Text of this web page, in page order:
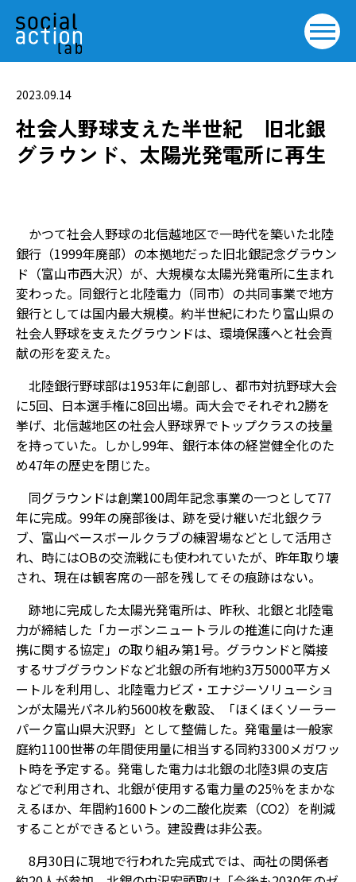
2023.09.14
社会人野球支えた半世紀 旧北銀
グラウンド、太陽光発電所に再生
かつて社会人野球の北信越地区で一時代を築いた北陸
銀行（1999年廃部）の本拠地だった旧北銀記念グラウン
ド（富山市西大沢）が、大規模な太陽光発電所に生まれ
変わった。同銀行と北陸電力（同市）の共同事業で地方
銀行としては国内最大規模。約半世紀にわたり富山県の
社会人野球を支えたグラウンドは、環境保護へと社会貢
献の形を変えた。
北陸銀行野球部は1953年に創部し、都市対抗野球大会
に5回、日本選手権に8回出場。両大会でそれぞれ2勝を
挙げ、北信越地区の社会人野球界でトップクラスの技量
を持っていた。しかし99年、銀行本体の経営健全化のた
め47年の歴史を閉じた。
同グラウンドは創業100周年記念事業の一つとして77
年に完成。99年の廃部後は、跡を受け継いだ北銀クラ
ブ、富山ベースボールクラブの練習場などとして活用さ
れ、時にはOBの交流戦にも使われていたが、昨年取り壊
され、現在は観客席の一部を残してその痕跡はない。
跡地に完成した太陽光発電所は、昨秋、北銀と北陸電
力が締結した「カーボンニュートラルの推進に向けた連
携に関する協定」の取り組み第1号。グラウンドと隣接
するサブグラウンドなど北銀の所有地約3万5000平方メ
ートルを利用し、北陸電力ビズ・エナジーソリューショ
ンが太陽光パネル約5600枚を敷設、「ほくほくソーラー
パーク富山県大沢野」として整備した。発電量は一般家
庭約1100世帯の年間使用量に相当する同約3300メガワッ
ト時を予定する。発電した電力は北銀の北陸3県の支店
などで利用され、北銀が使用する電力量の25％をまかな
えるほか、年間約1600トンの二酸化炭素（CO2）を削減
することができるという。建設費は非公表。
8月30日に現地で行われた完成式では、両社の関係者